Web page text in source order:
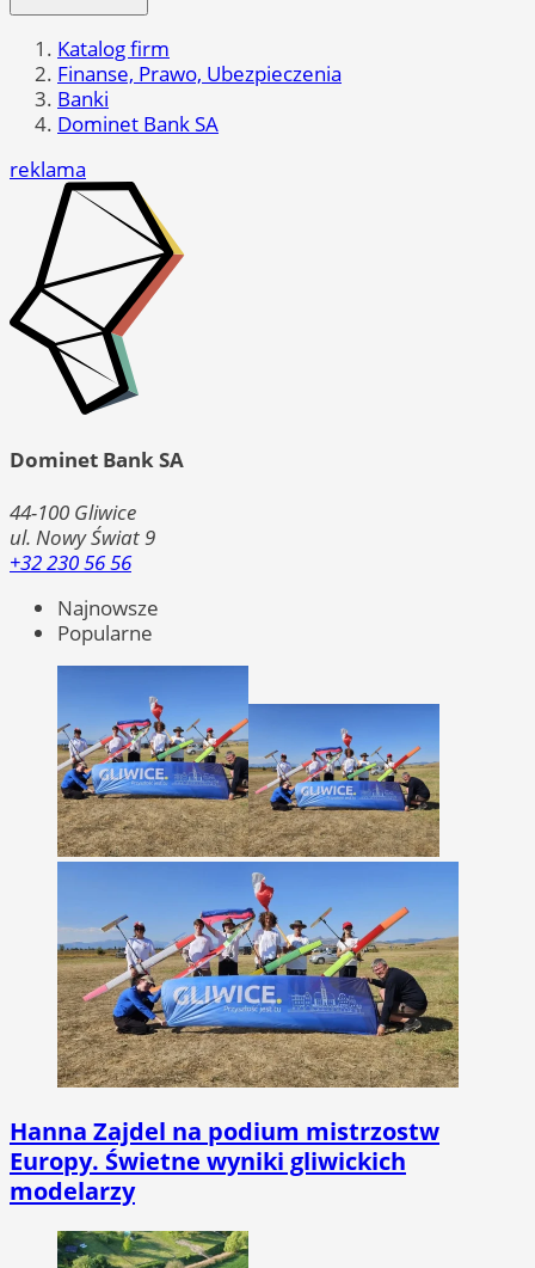
Katalog firm
Finanse, Prawo, Ubezpieczenia
Banki
Dominet Bank SA
reklama
Dominet Bank SA
44-100 Gliwice
ul. Nowy Świat 9
+32 230 56 56
Najnowsze
Popularne
Hanna Zajdel na podium mistrzostw
Europy. Świetne wyniki gliwickich
modelarzy